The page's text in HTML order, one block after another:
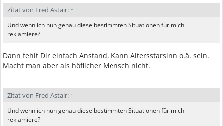
Zitat von Fred Astair: ↑
Und wenn ich nun genau diese bestimmten Situationen für mich
reklamiere?
Dann fehlt Dir einfach Anstand. Kann Altersstarsinn o.ä. sein.
Macht man aber als höflicher Mensch nicht.
Zitat von Fred Astair: ↑
Und wenn ich nun genau diese bestimmten Situationen für mich
reklamiere?